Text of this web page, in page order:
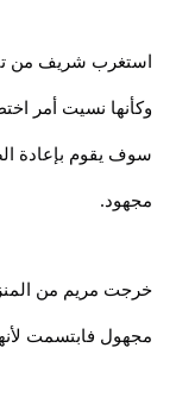
استغرب شريف من
وكأنها نسيت أمر
سوف يقوم بإعادة
مجهود.
خرجت مريم من
مجهول فابتسمت